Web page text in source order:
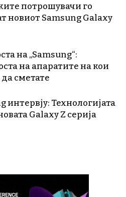
потрошувачи го
новиот Samsung Galaxy
на „Samsung“:
на апаратите на кои
сметате
интервју: Технологијата
Galaxy Z серија